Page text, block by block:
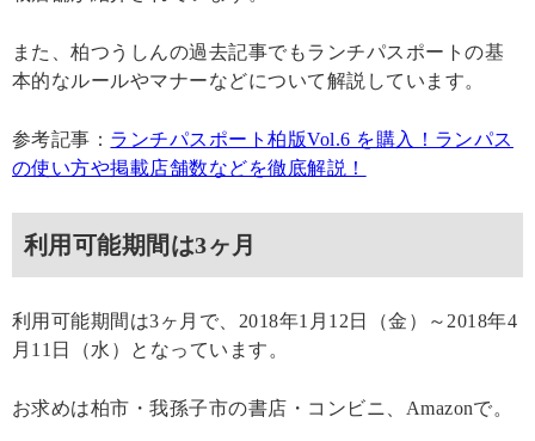
また、柏つうしんの過去記事でもランチパスポートの基
本的なルールやマナーなどについて解説しています。
参考記事： ランチパスポート柏版Vol.6 を購入！ランパス
の使い方や掲載店舗数などを徹底解説！
利用可能期間は3ヶ月
利用可能期間は3ヶ月で、2018年1月12日（金）～2018年4
月11日（水）となっています。
お求めは柏市・我孫子市の書店・コンビニ、Amazonで。